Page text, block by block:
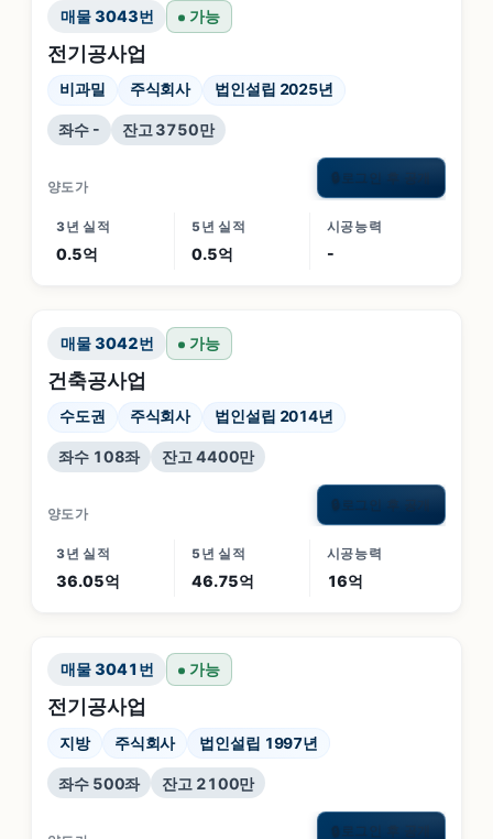
매물 3043번 가능
전기공사업
비과밀 주식회사 법인설립 2025년
좌수 - 잔고 3750만
3년 실적
0.5억
5년 실적
0.5억
시공능력
-
양도가
🔒 로그인 후 공개
매물 3042번 가능
건축공사업
수도권 주식회사 법인설립 2014년
좌수 108좌 잔고 4400만
3년 실적
36.05억
5년 실적
46.75억
시공능력
16억
양도가
🔒 로그인 후 공개
매물 3041 번 가능
전기공사업
지방 주식회사 법인설립 1997년
좌수 500좌 잔고 2100만
🔒 로그인 후 공개